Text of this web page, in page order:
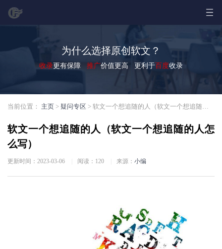
为什么选择原创软文？
收录更有保障 推广价值更高 更利于百度收录
当前位置： 主页 > 疑问专区 > 软文一个想追随的人（软文一个想追随的人怎么写）
软文一个想追随的人（软文一个想追随的人怎
么写）
更新时间：2023-03-06 阅读： 120 来源： 小编